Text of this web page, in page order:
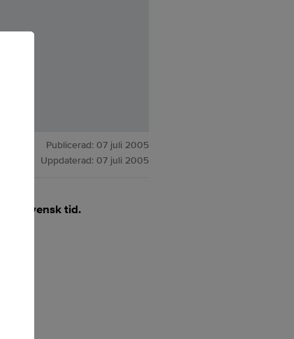
Publicerad: 07 juli 2005
Uppdaterad: 07 juli 2005
svensk tid.